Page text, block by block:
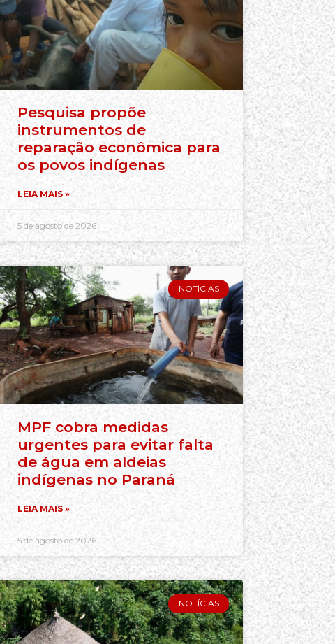
Pesquisa propõe
instrumentos de
reparação econômica para
os povos indígenas
LEIA MAIS »
5 de agosto de 2026
NOTÍCIAS
MPF cobra medidas
urgentes para evitar falta
de água em aldeias
indígenas no Paraná
LEIA MAIS »
5 de agosto de 2026
NOTÍCIAS